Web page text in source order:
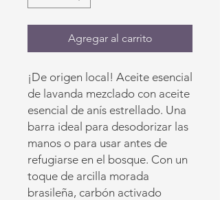
Agregar al carrito
¡De origen local! Aceite esencial
de lavanda mezclado con aceite
esencial de anís estrellado. Una
barra ideal para desodorizar las
manos o para usar antes de
refugiarse en el bosque. Con un
toque de arcilla morada
brasileña, carbón activado